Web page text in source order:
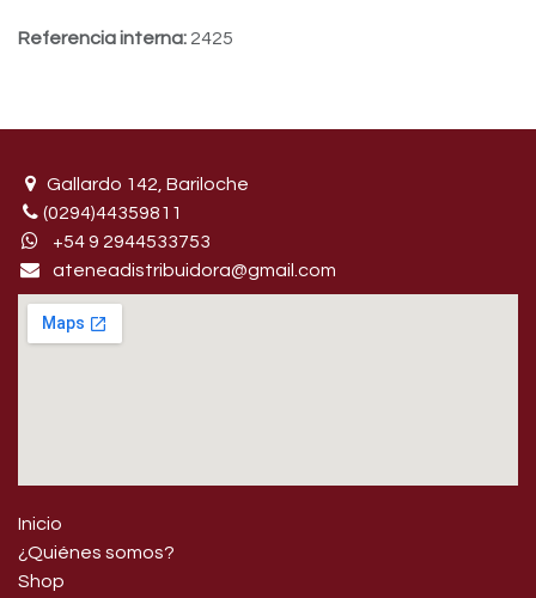
Referencia interna: 2425
Gallardo 142, Bariloche
(0294)44359811
+54 9 29445​33753
ateneadistribuidora@gmail.com
Inicio
¿Quiénes somos?
Shop